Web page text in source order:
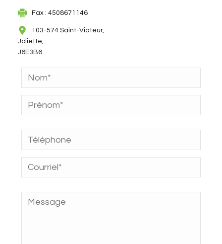
Fax : 4508671146
103-574 Saint-Viateur,
Joliette,
J6E3B6